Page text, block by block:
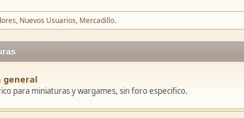
Nuevos Usuarios Mercadillo.
general
para miniaturas y wargames, sin foro especifico.